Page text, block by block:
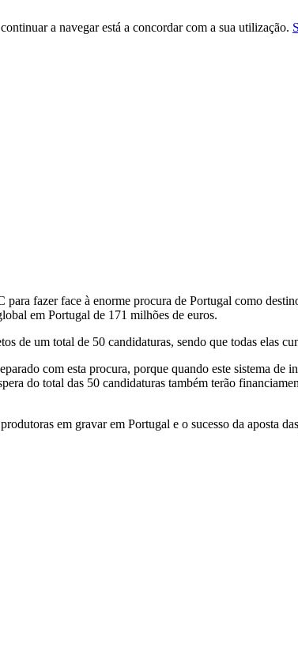
a navegar está a concordar com a sua utilização.
fazer face à enorme procura de Portugal como
em Portugal de 171 milhões de euros.
de um total de 50 candidaturas, sendo que todas elas
com esta procura, porque quando este sistema de
do total das 50 candidaturas também terão
em gravar em Portugal e o sucesso da aposta